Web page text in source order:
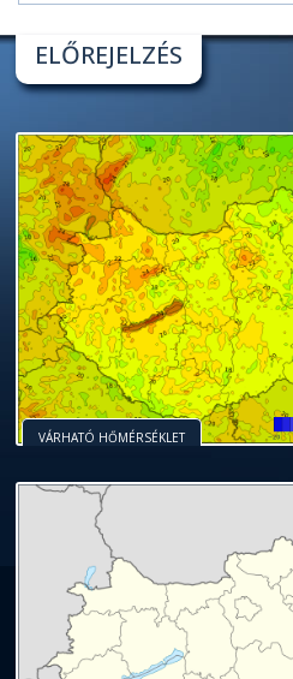
ELŐREJELZÉS
VÁRHATÓ HŐMÉRSÉKLET